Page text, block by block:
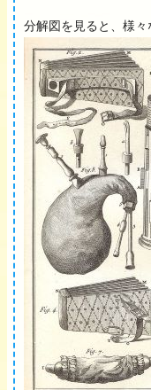
分解図を見ると、様々